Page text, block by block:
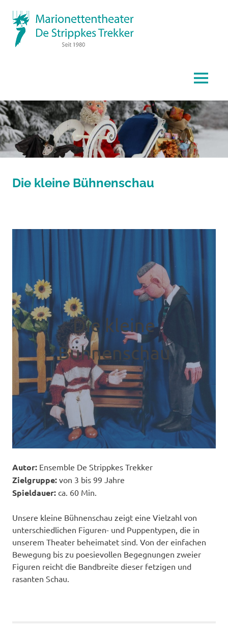
Inhalt
springen
MENÜ
Die kleine Bühnenschau
Die kleine
Bühnenschau
Autor: Ensemble De Strippkes Trekker
Zielgruppe: von 3 bis 99 Jahre
Spieldauer: ca. 60 Min.
Unsere kleine Bühnenschau zeigt eine Vielzahl von
unterschiedlichen Figuren- und Puppentypen, die in
unserem Theater beheimatet sind. Von der einfachen
Bewegung bis zu poesievollen Begegnungen zweier
Figuren reicht die Bandbreite dieser fetzigen und
rasanten Schau.